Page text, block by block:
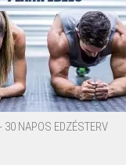
30 NAPOS EDZÉSTERV